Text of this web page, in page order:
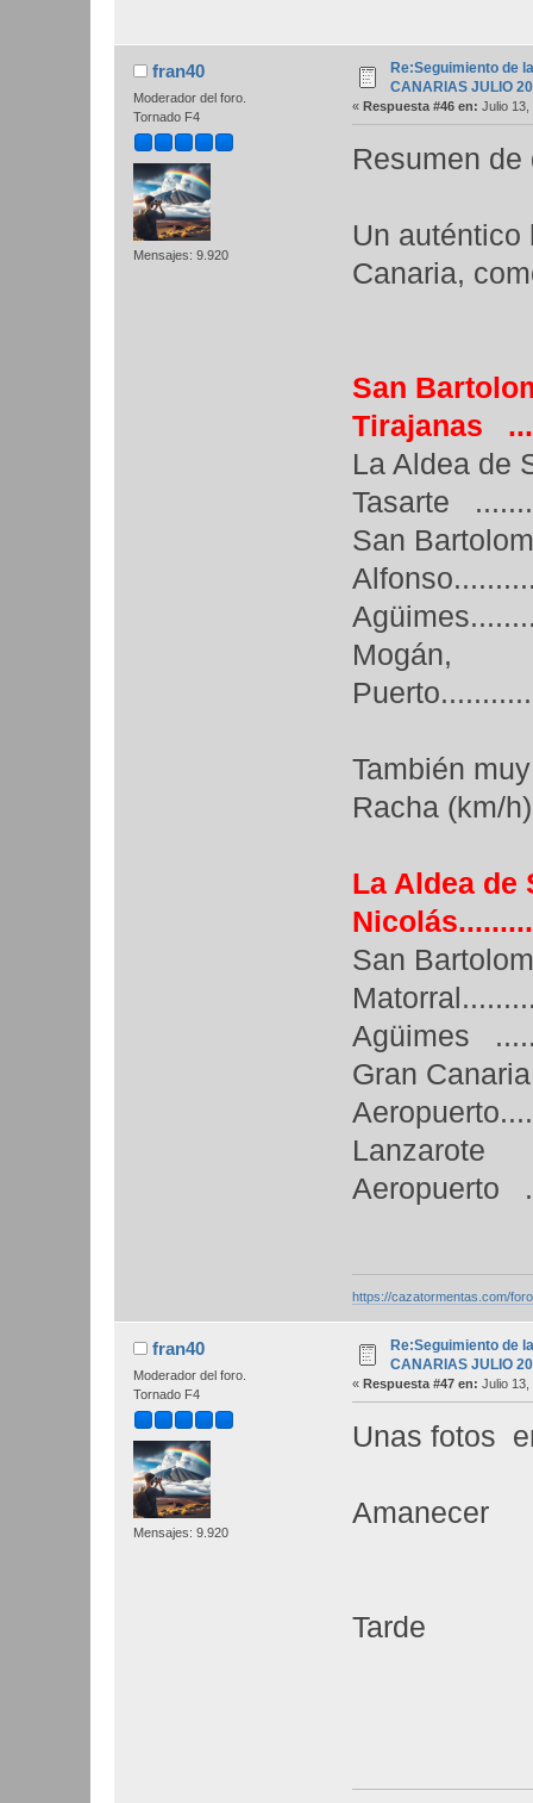
fran40
Moderador del foro.
Tornado F4
Mensajes: 9.920
Re:Seguimiento de
CANARIAS JULIO
« Respuesta #46 en: Julio 13,
Resumen
Un auténtico
Canaria,
San
Tirajanas
La Aldea de
Tasarte
San
Mogán,
También
Racha (km/h)
La Aldea de
San
Agüimes
Gran Canaria
Lanzarote
Aeropuerto
https://cazatormentas.com/
fran40
Moderador del foro.
Tornado F4
Mensajes: 9.920
Re:Seguimiento de
CANARIAS JULIO
« Respuesta #47 en: Julio 13,
Unas fotos
Amanecer
Tarde